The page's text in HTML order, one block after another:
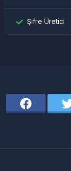
Şifre Üretici